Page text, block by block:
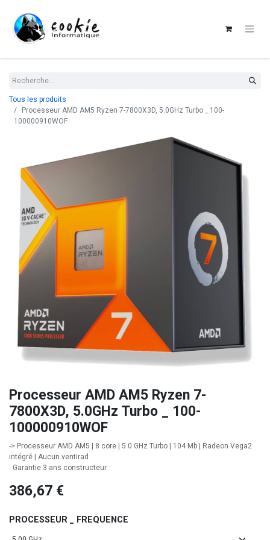
Tous les produits
Processeur AMD AM5 Ryzen 7-7800X3D, 5.0GHz Turbo _ 100-
100000910WOF
Processeur AMD AM5 Ryzen 7-
7800X3D, 5.0GHz Turbo _ 100-
100000910WOF
-> Processeur AMD AM5 | 8 core | 5.0 GHz Turbo | 104 Mb | Radeon Vega2
intégré | Aucun ventirad
. Garantie 3 ans constructeur.
386,67 €
PROCESSEUR _ FREQUENCE